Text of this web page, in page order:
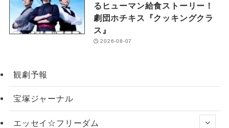
るヒューマン給食ストーリー！
劇団ホチキス『クッキングクラ
ス』
2026-08-07
観劇予報
宝塚ジャーナル
エッセイ☆フリーダム